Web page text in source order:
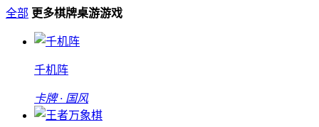
全部 更多棋牌桌游游戏
千机阵
卡牌 · 国风